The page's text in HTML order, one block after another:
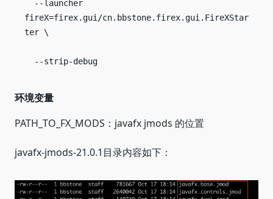
--launcher
fireX=firex.gui/cn.bbstone.firex.gui.FireXStar
ter \
--strip-debug
环境变量
PATH_TO_FX_MODS：javafx jmods 的位置
javafx-jmods-21.0.1目录内容如下：